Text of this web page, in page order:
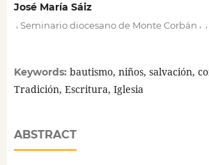
José María Sáiz
Seminario diocesano de Monte Corbán
Keywords: bautismo, niños, salvación,
Tradición, Escritura, Iglesia
ABSTRACT